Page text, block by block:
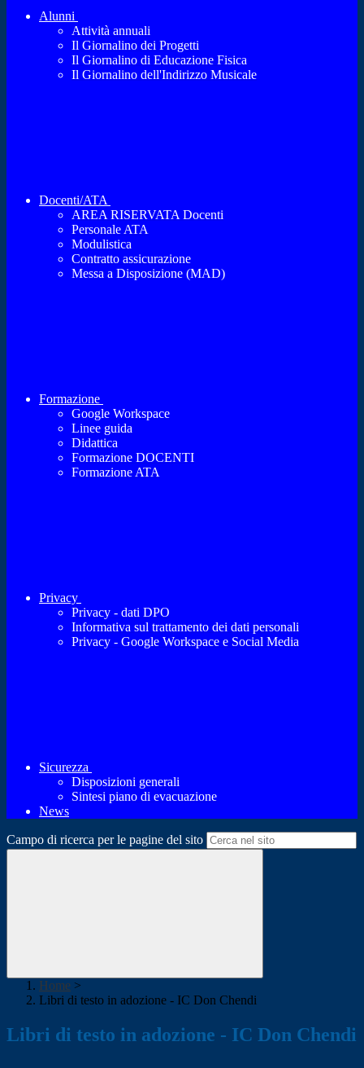
Alunni
Attività annuali
Il Giornalino dei Progetti
Il Giornalino di Educazione Fisica
Il Giornalino dell'Indirizzo Musicale
Docenti/ATA
AREA RISERVATA Docenti
Personale ATA
Modulistica
Contratto assicurazione
Messa a Disposizione (MAD)
Formazione
Google Workspace
Linee guida
Didattica
Formazione DOCENTI
Formazione ATA
Privacy
Privacy - dati DPO
Informativa sul trattamento dei dati personali
Privacy - Google Workspace e Social Media
Sicurezza
Disposizioni generali
Sintesi piano di evacuazione
News
Campo di ricerca per le pagine del sito
Home >
Libri di testo in adozione - IC Don Chendi
Libri di testo in adozione - IC Don Chendi